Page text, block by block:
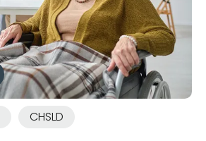
CHSLD